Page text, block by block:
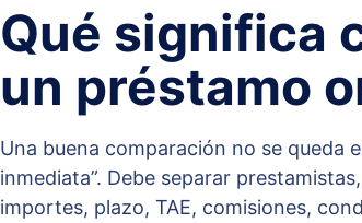
Qué significa
un préstamo
Una buena comparación no se queda
inmediata”. Debe separar
importes, plazo, TAE, comisiones,